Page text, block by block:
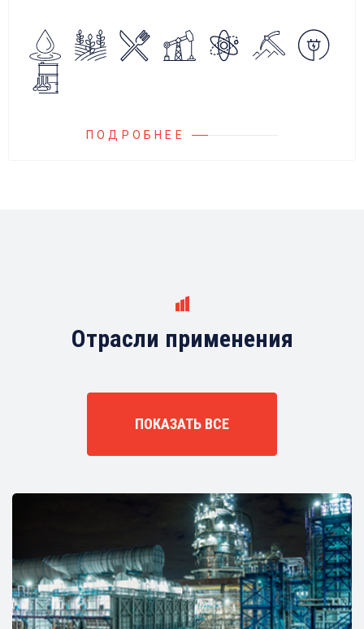
Блок управления Ареоматик совместим с
любыми насосами российских и
иностранных производителей.
ПОДРОБНЕЕ
Отрасли применения
ПОКАЗАТЬ ВСЕ